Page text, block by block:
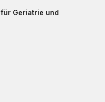
Geriatrie und